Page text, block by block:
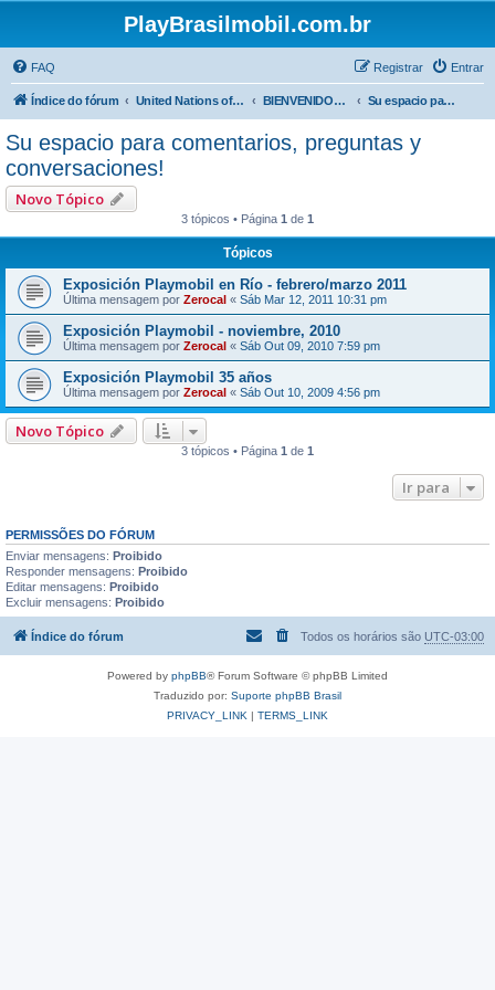
PlayBrasilmobil.com.br
FAQ Entrar
Registrar
Índice do fórum United Nations of Playmobil - SMILES are the same everywhere ! BIENVENIDOS ! Hablamos español aqui -> Su espacio para comentarios, preguntas y conversaciones!
Su espacio para comentarios, preguntas y
conversaciones!
Novo Tópico
3 tópicos • Página 1 de 1
Tópicos
Exposición Playmobil en Río - febrero/marzo 2011
Última mensagem por Zerocal « Sáb Mar 12, 2011 10:31 pm
Exposición Playmobil - noviembre, 2010
Última mensagem por Zerocal « Sáb Out 09, 2010 7:59 pm
Exposición Playmobil 35 años
Última mensagem por Zerocal « Sáb Out 10, 2009 4:56 pm
Novo Tópico
3 tópicos • Página 1 de 1
Ir para
PERMISSÕES DO FÓRUM
Enviar mensagens: Proibido
Responder mensagens: Proibido
Editar mensagens: Proibido
Excluir mensagens: Proibido
Índice do fórum Todos os horários são UTC-03:00
Powered by phpBB® Forum Software © phpBB Limited
Traduzido por: Suporte phpBB Brasil
PRIVACY_LINK | TERMS_LINK